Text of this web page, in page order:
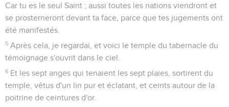
Car tu es le seul Saint ; aussi toutes les nations viendront et
se prosterneront devant ta face, parce que tes jugements ont
été manifestés.
5 Après cela, je regardai, et voici le temple du tabernacle du
témoignage s'ouvrit dans le ciel.
6 Et les sept anges qui tenaient les sept plaies, sortirent du
temple, vêtus d'un lin pur et éclatant, et ceints autour de la
poitrine de ceintures d'or.